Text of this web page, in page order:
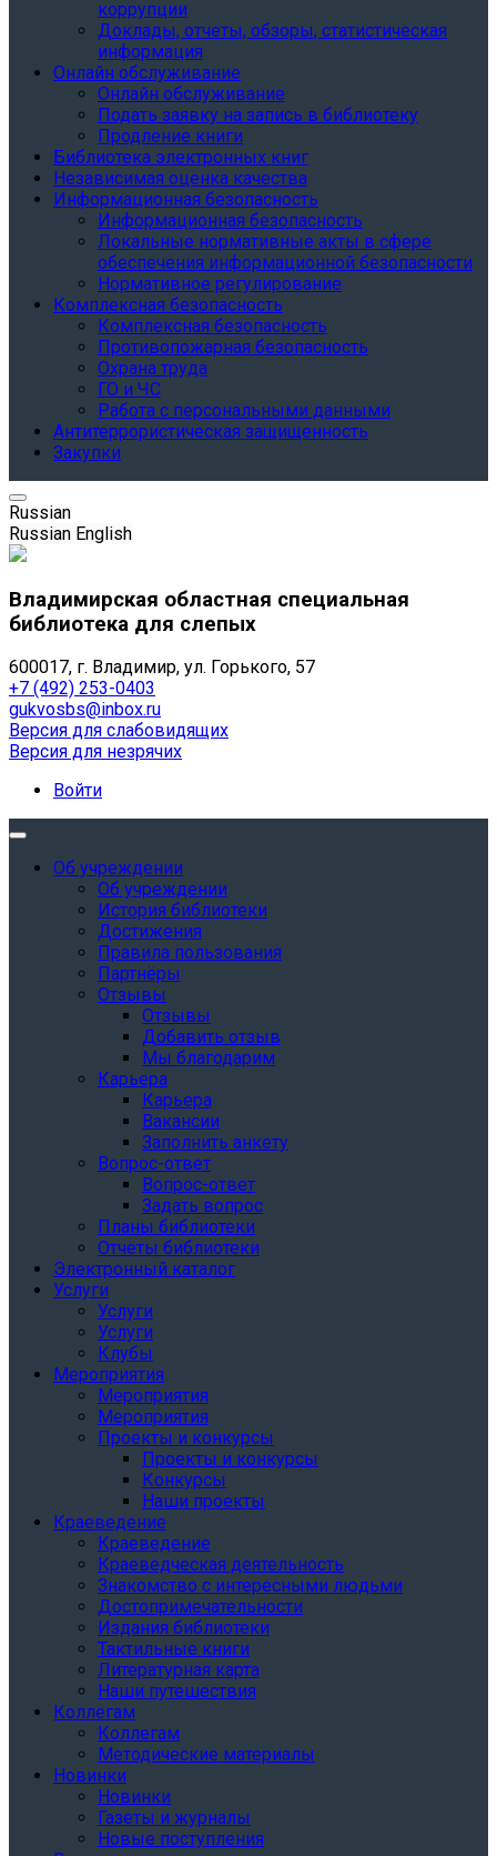
коррупции
Доклады, отчеты, обзоры, статистическая
информация
Онлайн обслуживание
Онлайн обслуживание
Подать заявку на запись в библиотеку
Продление книги
Библиотека электронных книг
Независимая оценка качества
Информационная безопасность
Информационная безопасность
Локальные нормативные акты в сфере
обеспечения информационной безопасности
Нормативное регулирование
Комплексная безопасность
Комплексная безопасность
Противопожарная безопасность
Охрана труда
ГО и ЧС
Работа с персональными данными
Антитеррористическая защищенность
Закупки
Russian
Russian English
Владимирская областная специальная
библиотека для слепых
600017, г. Владимир, ул. Горького, 57
+7 (492) 253-0403
gukvosbs@inbox.ru
Версия для слабовидящих
Версия для незрячих
Войти
Об учреждении
Об учреждении
История библиотеки
Достижения
Правила пользования
Партнёры
Отзывы
Отзывы
Добавить отзыв
Мы благодарим
Карьера
Карьера
Вакансии
Заполнить анкету
Вопрос-ответ
Вопрос-ответ
Задать вопрос
Планы библиотеки
Отчеты библиотеки
Электронный каталог
Услуги
Услуги
Услуги
Клубы
Мероприятия
Мероприятия
Мероприятия
Проекты и конкурсы
Проекты и конкурсы
Конкурсы
Наши проекты
Краеведение
Краеведение
Краеведческая деятельность
Знакомство с интересными людьми
Достопримечательности
Издания библиотеки
Тактильные книги
Литературная карта
Наши путешествия
Коллегам
Коллегам
Методические материалы
Новинки
Новинки
Газеты и журналы
Новые поступления